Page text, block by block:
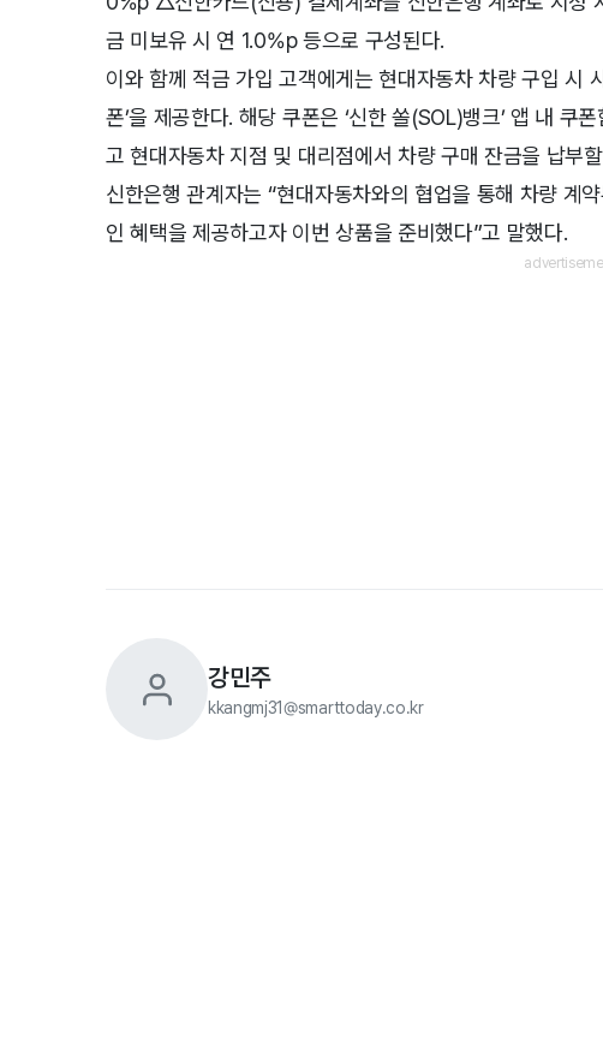
금 미보유 시 연 1.0%p 등으로 구성된다.
이와 함께 적금 가입 고객에게는 현대자동차 차량 구입 시
폰’을 제공한다. 해당 쿠폰은 ‘신한 쏠(SOL)뱅크’ 앱 내 쿠
고 현대자동차 지점 및 대리점에서 차량 구매 잔금을 납부
신한은행 관계자는 “현대자동차와의 협업을 통해 차량 계
인 혜택을 제공하고자 이번 상품을 준비했다”고 말했다.
강민주
kkangmj31@smarttoday.co.kr